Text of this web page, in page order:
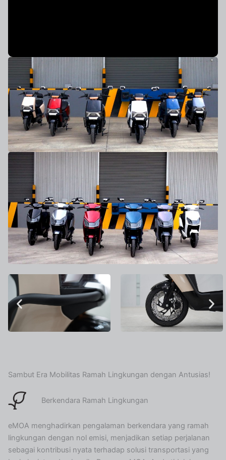
Sambut Era Mobilitas Ramah Lingkungan dengan Antusias!
Berkendara Ramah Lingkungan
eMOA menghadirkan pengalaman berkendara yang ramah
lingkungan dengan nol emisi, menjadikan setiap perjalanan
sebagai kontribusi nyata terhadap solusi transportasi yang